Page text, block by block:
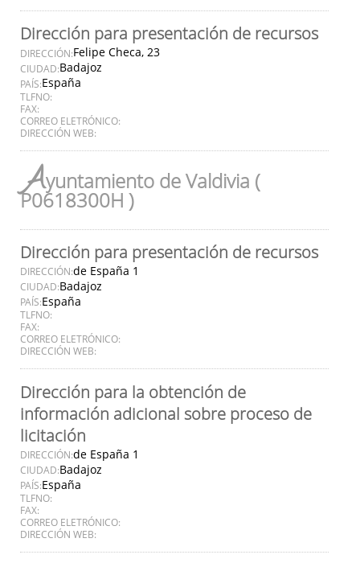
Dirección para presentación de recursos
DIRECCIÓN:Felipe Checa, 23
CIUDAD:Badajoz
PAÍS:España
TLFNO:
FAX:
CORREO ELETRÓNICO:
DIRECCIÓN WEB:
Ayuntamiento de Valdivia (
P0618300H )
Dirección para presentación de recursos
DIRECCIÓN:de España 1
CIUDAD:Badajoz
PAÍS:España
TLFNO:
FAX:
CORREO ELETRÓNICO:
DIRECCIÓN WEB:
Dirección para la obtención de
información adicional sobre proceso de
licitación
DIRECCIÓN:de España 1
CIUDAD:Badajoz
PAÍS:España
TLFNO:
FAX:
CORREO ELETRÓNICO:
DIRECCIÓN WEB: